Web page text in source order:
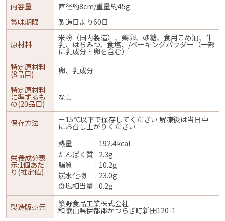
内容量
直径約8cm/重量約45g
賞味期限
製造日より60日
原材料
米粉（国内製造）、鶏卵、砂糖、食用こめ油、牛
乳、はちみつ、食塩、/ベーキングパウダー（一部
に乳成分・卵を含む）
特定原材料
(8品目)
卵、乳成分
特定原材料
に準ずるも
の(20品目)
なし
保存方法 －15℃以下で保存してください 解凍後は当日中
にお召し上がりください
栄養成分表
示:1個あた
り(推定値)
熱量
192.4kcal
たんぱく質
2.3g
脂質
10.2g
炭水化物
23.0g
食塩相当量 0.2g
製造販売元 築野食品工業株式会社
和歌山県伊都郡かつらぎ町新田120-1